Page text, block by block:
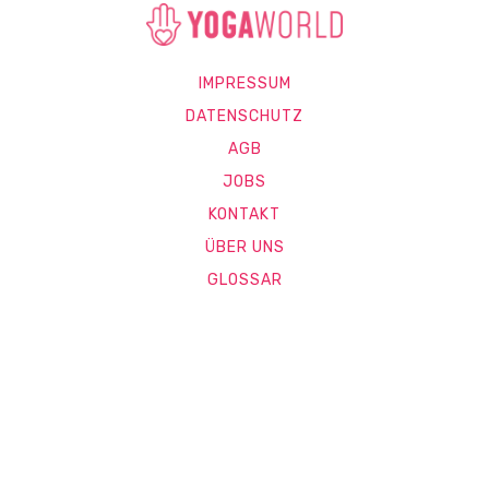
IMPRESSUM
DATENSCHUTZ
AGB
JOBS
KONTAKT
ÜBER UNS
GLOSSAR